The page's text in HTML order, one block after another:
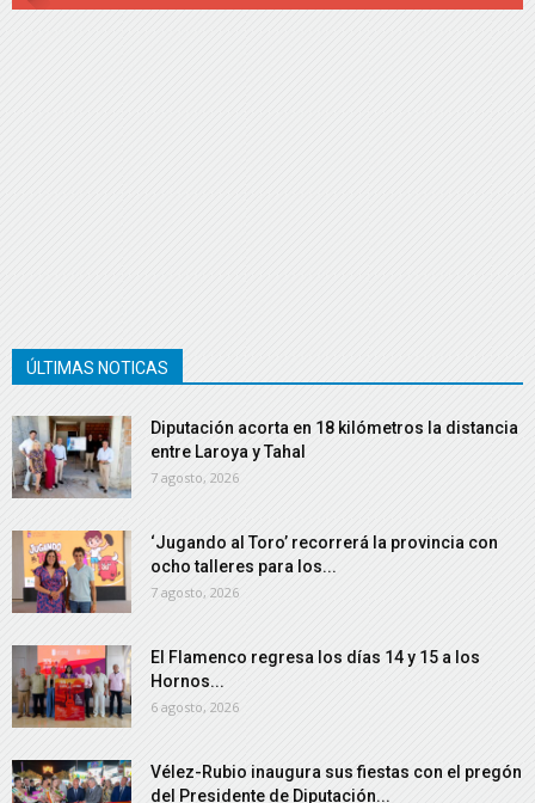
ÚLTIMAS NOTICAS
Diputación acorta en 18 kilómetros la distancia
entre Laroya y Tahal
7 agosto, 2026
‘Jugando al Toro’ recorrerá la provincia con
ocho talleres para los...
7 agosto, 2026
El Flamenco regresa los días 14 y 15 a los
Hornos...
6 agosto, 2026
Vélez-Rubio inaugura sus fiestas con el pregón
del Presidente de Diputación...